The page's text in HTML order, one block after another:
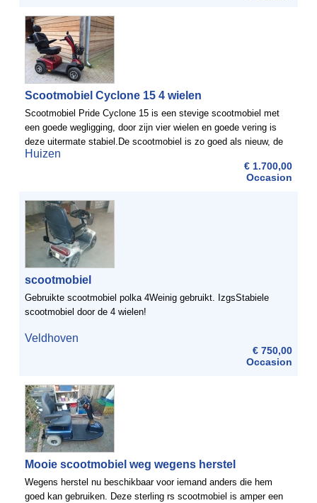
Scootmobiel Cyclone 15 4 wielen
Scootmobiel Pride Cyclone 15 is een stevige scootmobiel met
een goede wegligging, door zijn vier wielen en goede vering is
deze uitermate stabiel.De scootmobiel is zo goed als nieuw, de
eigenaar heeft er slechts een aantal keer op gereden. ...
Huizen
€ 1.700,00
Occasion
scootmobiel
Gebruikte scootmobiel polka 4Weinig gebruikt. IzgsStabiele
scootmobiel door de 4 wielen!
Veldhoven
€ 750,00
Occasion
Mooie scootmobiel weg wegens herstel
Wegens herstel nu beschikbaar voor iemand anders die hem
goed kan gebruiken. Deze sterling rs scootmobiel is amper een